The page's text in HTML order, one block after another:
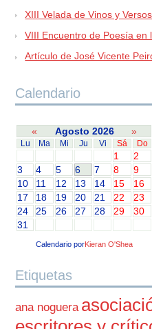
XIII Velada de Vinos y Versos
VIII Encuentro de Poesía en
Artículo de José Vicente
Calendario
« Agosto 2026 »
Lu Ma Mi Ju Vi Sá Do
1
2
3
4 5 6 7 8
9
10
11 12 13 14 15
16
17
18 19 20 21 22
23
24
25 26 27 28 29
30
31
Calendario porKieran O'Shea
Etiquetas
ana noguera